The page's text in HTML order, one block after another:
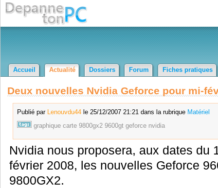
Accueil Actualité Dossiers Forum Fiches pratiques
Deux nouvelles Nvidia Geforce pour mi-
Publié par Lenouvdu44le 25/12/2007 21:21 dans la rubrique Matériel
graphique carte 9800gx2 9600gt geforce nvidia
Nvidia nous proposera, aux dates du
février 2008, les nouvelles Geforce
9800GX2.